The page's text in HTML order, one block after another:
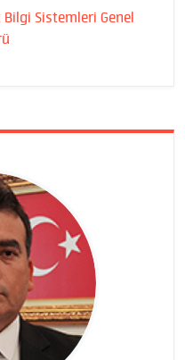
Bilgi Sistemleri Genel